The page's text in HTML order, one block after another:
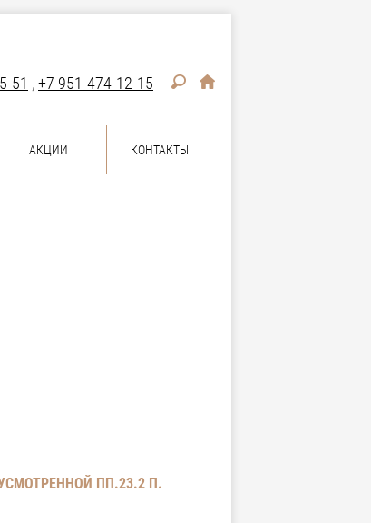
51 ,+7 951-474-12-15
АКЦИИ КОНТАКТЫ
ПП.23.2 П.